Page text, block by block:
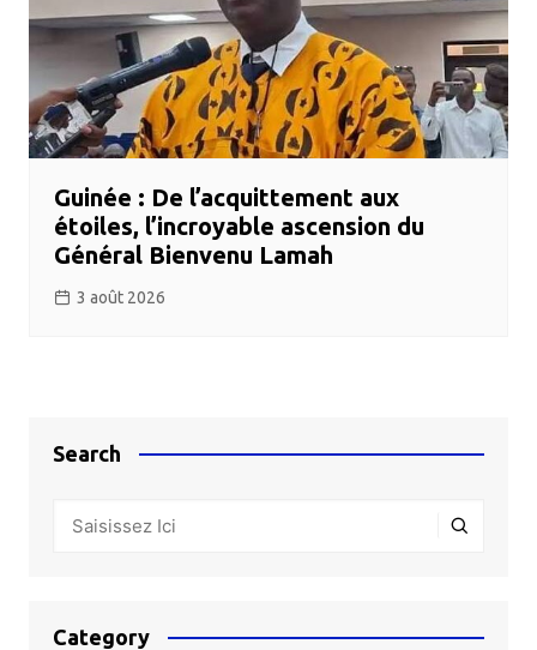
Guinée : De l’acquittement aux
étoiles, l’incroyable ascension du
Général Bienvenu Lamah
3 août 2026
Search
Category